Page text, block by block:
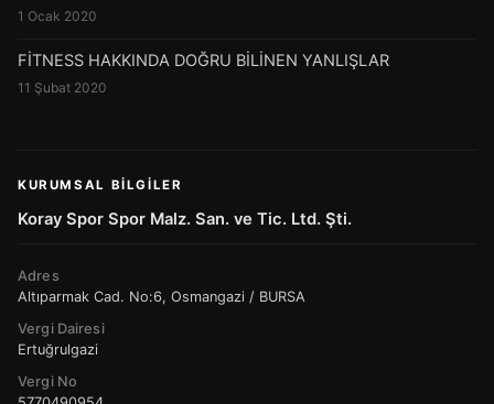
1 Ocak 2020
FİTNESS HAKKINDA DOĞRU BİLİNEN YANLIŞLAR
11 Şubat 2020
KURUMSAL BILGILER
Koray Spor Spor Malz. San. ve Tic. Ltd. Şti.
Adres
Altıparmak Cad. No:6, Osmangazi / BURSA
Vergi Dairesi
Ertuğrulgazi
Vergi No